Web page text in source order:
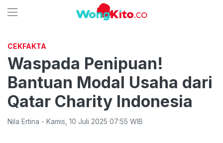
CEKFAKTA
Waspada Penipuan!
Bantuan Modal Usaha dari
Qatar Charity Indonesia
Nila Ertina - Kamis 10 Juli 2025 07:55 WIB